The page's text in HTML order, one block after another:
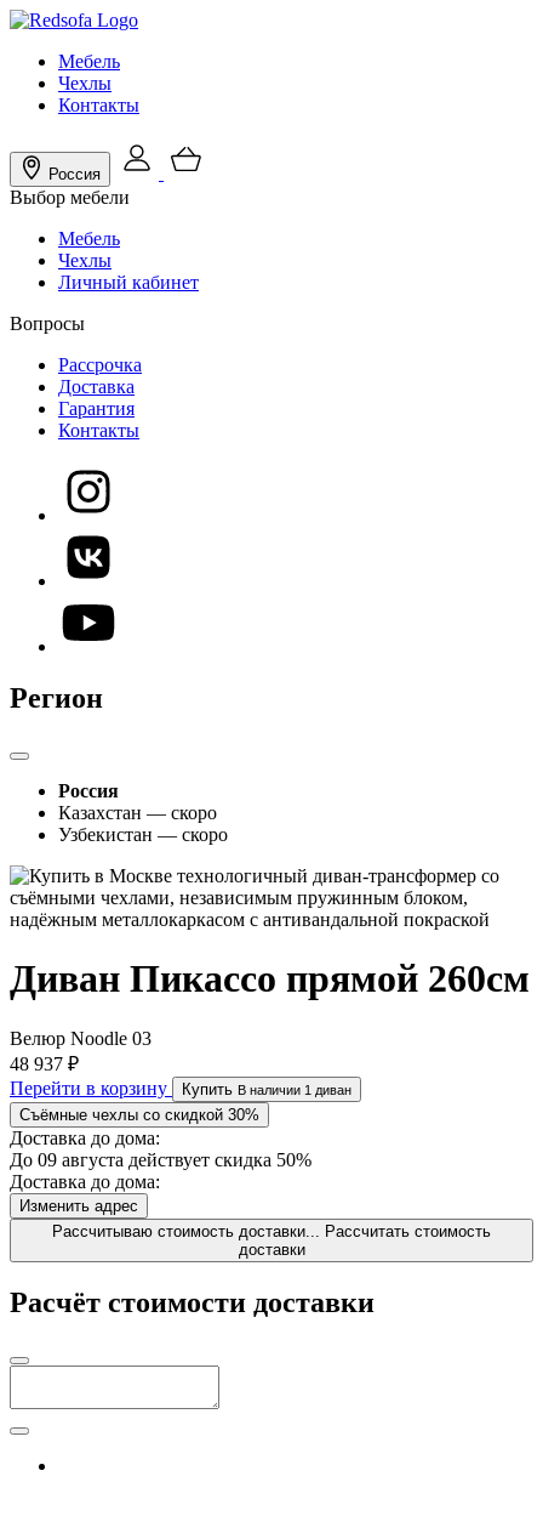
Мебель
Чехлы
Контакты
Россия
Выбор мебели
Мебель
Чехлы
Личный кабинет
Вопросы
Рассрочка
Доставка
Гарантия
Контакты
Регион
Россия
Казахстан — скоро
Узбекистан — скоро
Диван Пикассо прямой 260см
Велюр Noodle 03
48 937 ₽
Перейти в корзину
Купить В наличии 1 диван
Съёмные чехлы со скидкой 30%
Доставка до дома:
До 09 августа действует скидка 50%
Доставка до дома:
Изменить адрес
Рассчитываю стоимость доставки...
Рассчитать стоимость
доставки
Расчёт стоимости доставки